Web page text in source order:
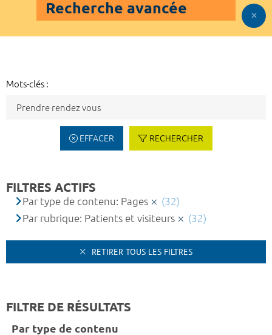
Recherche avancée
Mots-clés :
EFFACER RECHERCHER
FILTRES ACTIFS
Par type de contenu: Pages
(32)
Par rubrique: Patients et visiteurs
(32)
RETIRER TOUS LES FILTRES
FILTRE DE RÉSULTATS
Par type de contenu